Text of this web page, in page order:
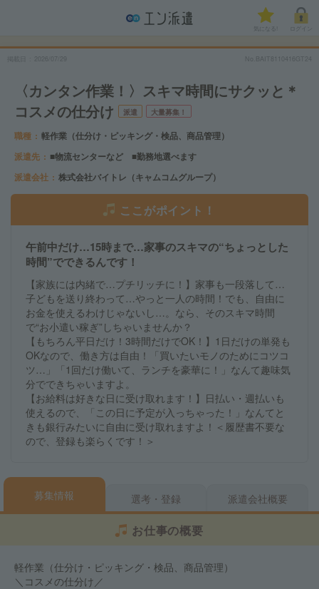
気になる!
No.BAIT8110416GT24
〈カンタン作業！〉スキマ時間にサクッと＊
コスメの仕分け
派遣 大量募集！
職種
軽作業（仕分け・ピッキング・検品、商品管理）
派遣先
■物流センターなど ■勤務地選べます
派遣会社
株式会社バイトレ（キャムコムグループ）
ここがポイント！
午前中だけ…15時まで…家事のスキマの“ちょっとした
時間”でできるんです！
【家族には内緒で…プチリッチに！】家事も一段落して…
子どもを送り終わって…やっと一人の時間！でも、自由に
お金を使えるわけじゃないし…。なら、そのスキマ時間
で“お小遣い稼ぎ”しちゃいませんか？
【もちろん平日だけ！3時間だけでOK！】1日だけの単発も
OKなので、働き方は自由！「買いたいモノのためにコツコ
ツ…」「1回だけ働いて、ランチを豪華に！」なんて趣味気
分でできちゃいますよ。
【お給料は好きな日に受け取れます！】日払い・週払いも
使えるので、「この日に予定が入っちゃった！」なんてと
きも銀行みたいに自由に受け取れますよ！＜履歴書不要な
ので、登録も楽らくです！＞
募集情報 選考・登録 派遣会社概要
お仕事の概要
軽作業（仕分け・ピッキング・検品、商品管理）
＼コスメの仕分け／